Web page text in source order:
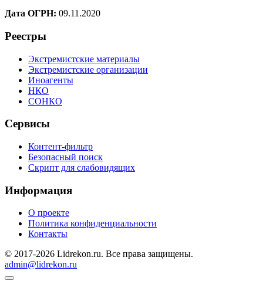
Дата ОГРН: 09.11.2020
Реестры
Экстремистские материалы
Экстремистские организации
Иноагенты
НКО
СОНКО
Сервисы
Контент-фильтр
Безопасный поиск
Скрипт для слабовидящих
Информация
О проекте
Политика конфиденциальности
Контакты
© 2017-2026 Lidrekon.ru. Все права защищены.
admin@lidrekon.ru